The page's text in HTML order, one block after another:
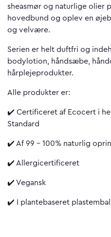
sheasmør og naturlige olier
hovedbund og oplev en
og velvære.
Serien er helt duftfri og
bodylotion, håndsæbe,
hårplejeprodukter.
Alle produkter er:
✔️ Certificeret af Ecocert i
Standard
✔️ Af 99 - 100% naturlig
✔️ Allergicertificeret
✔️ Vegansk
✔️ I plantebaseret